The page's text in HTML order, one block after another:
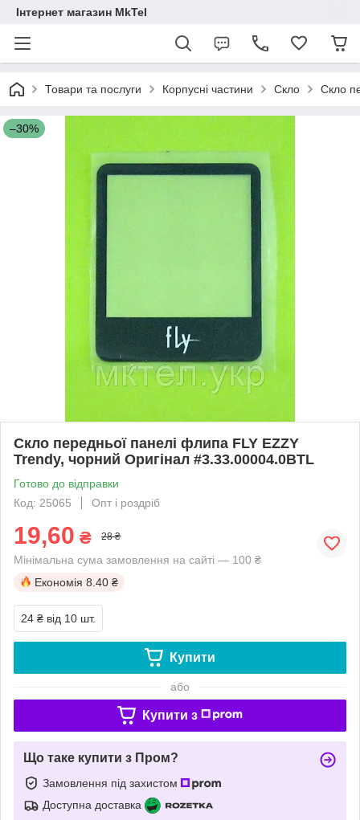
Інтернет магазин MkTel
Товари та послуги Корпусні частини Скло Скло
–30%
Скло передньої панелі флипа FLY EZZY
Trendy, чорний Оригінал #3.33.00004.0BTL
Готово до відправки
Код: 25065
Опт і роздріб
19,60 ₴ 28 ₴
Мінімальна сума замовлення на сайті — 100 ₴
Економія 8.40 ₴
24 ₴ від 10 шт.
Купити
або
Купити з
Що таке купити з Пром?
Замовлення під захистом
Доступна доставка